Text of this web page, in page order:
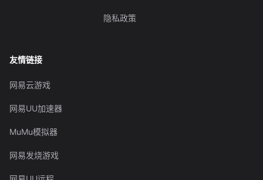
隐私政策
友情链接
网易云游戏
网易UU加速器
MuMu模拟器
网易发烧游戏